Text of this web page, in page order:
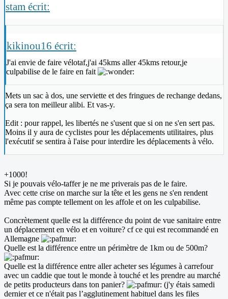
stam écrit:
kikinou16 écrit:
J'ai envie de faire vélotaf,j'ai 45kms aller 45kms retour,je
culpabilise de le faire en fait
Mets un sac à dos, une serviette et des fringues de rechange dedans,
ça sera ton meilleur alibi. Et vas-y.
Edit : pour rappel, les libertés ne s'usent que si on ne s'en sert pas.
Moins il y aura de cyclistes pour les déplacements utilitaires, plus
l'exécutif se sentira à l'aise pour interdire les déplacements à vélo.
+1000!
Si je pouvais vélo-taffer je ne me priverais pas de le faire.
Avec cette crise on marche sur la tête et les gens ne s'en rendent
même pas compte tellement on les affole et on les culpabilise.
Concrètement quelle est la différence du point de vue sanitaire entre
un déplacement en vélo et en voiture? cf ce qui est recommandé en
Allemagne
Quelle est la différence entre un périmètre de 1km ou de 500m?
Quelle est la différence entre aller acheter ses légumes à carrefour
avec un caddie que tout le monde à touché et les prendre au marché
de petits producteurs dans ton panier?
(j'y étais samedi
dernier et ce n'était pas l’agglutinement habituel dans les files